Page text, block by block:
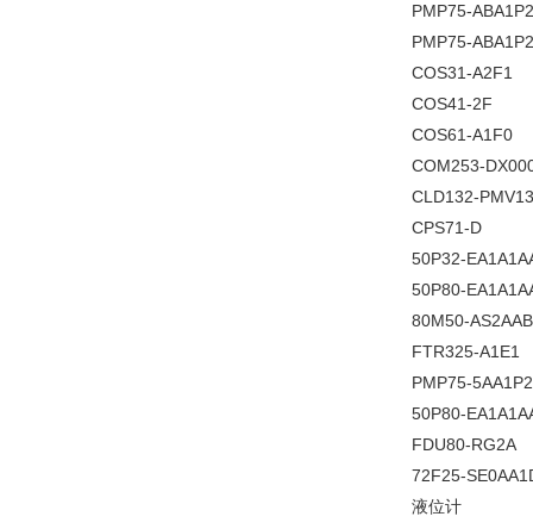
PMP75-
PMP75-
COS31-A2F1
COS41-2F
COS61-A1F0
COM253-
CLD132-
CPS71-D
50P32-
50P80-
80M50-
FTR325-A1E1
PMP75-
50P80-
FDU80-RG2A
72F25-
液位计